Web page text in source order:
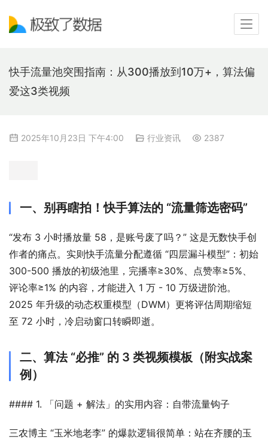
快手流量池突围指南：从300播放到10万+，算法偏
爱这3类视频
2025年10月23日 下午4:00 行业资讯 2387
一、别再瞎拍！快手算法的 “流量筛选密码”
“发布 3 小时播放量 58，是账号废了吗？” 这是无数快手创
作者的痛点。实则快手流量分配遵循 “四层漏斗模型”：初始
300-500 播放的初级池里，完播率≥30%、点赞率≥5%、
评论率≥1% 的内容，才能进入 1 万 - 10 万级进阶池。
2025 年升级的动态权重模型（DWM）更将评估周期缩短
至 72 小时，冷启动窗口转瞬即逝。
二、算法 “必推” 的 3 类视频模板（附实战案
例）
#### 1. 「问题 + 解法」的实用内容：自带流量钩子
三农博主 “玉米地老李” 的爆款逻辑很简单：站在齐腰的玉